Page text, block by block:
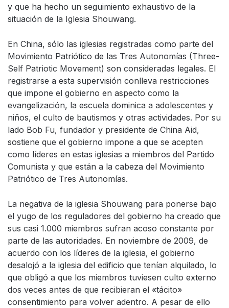
y que ha hecho un seguimiento exhaustivo de la
situación de la Iglesia Shouwang.
En China, sólo las iglesias registradas como parte del
Movimiento Patriótico de las Tres Autonomías (Three-
Self Patriotic Movement) son consideradas legales. El
registrarse a esta supervisión conlleva restricciones
que impone el gobierno en aspecto como la
evangelización, la escuela dominica a adolescentes y
niños, el culto de bautismos y otras actividades. Por su
lado Bob Fu, fundador y presidente de China Aid,
sostiene que el gobierno impone a que se acepten
como líderes en estas iglesias a miembros del Partido
Comunista y que están a la cabeza del Movimiento
Patriótico de Tres Autonomías.
La negativa de la iglesia Shouwang para ponerse bajo
el yugo de los reguladores del gobierno ha creado que
sus casi 1.000 miembros sufran acoso constante por
parte de las autoridades. En noviembre de 2009, de
acuerdo con los líderes de la iglesia, el gobierno
desalojó a la iglesia del edificio que tenían alquilado, lo
que obligó a que los miembros tuviesen culto externo
dos veces antes de que recibieran el «tácito»
consentimiento para volver adentro. A pesar de ello